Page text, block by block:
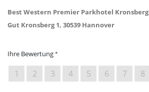
Best Western Premier Parkhotel Kronsberg
Gut Kronsberg 1, 30539 Hannover
Ihre Bewertung
1 2 3 4 5 6 7 8